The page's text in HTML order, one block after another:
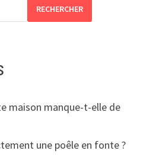
RECHERCHER
maison manque-t-elle de
une poêle en fonte ?